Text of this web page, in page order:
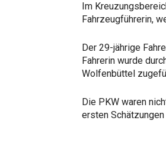
Im
Fahrzeugführerin,
Der 29-jährige
Fahrerin wurde
Wolfenbüttel
Die PKW waren
ersten